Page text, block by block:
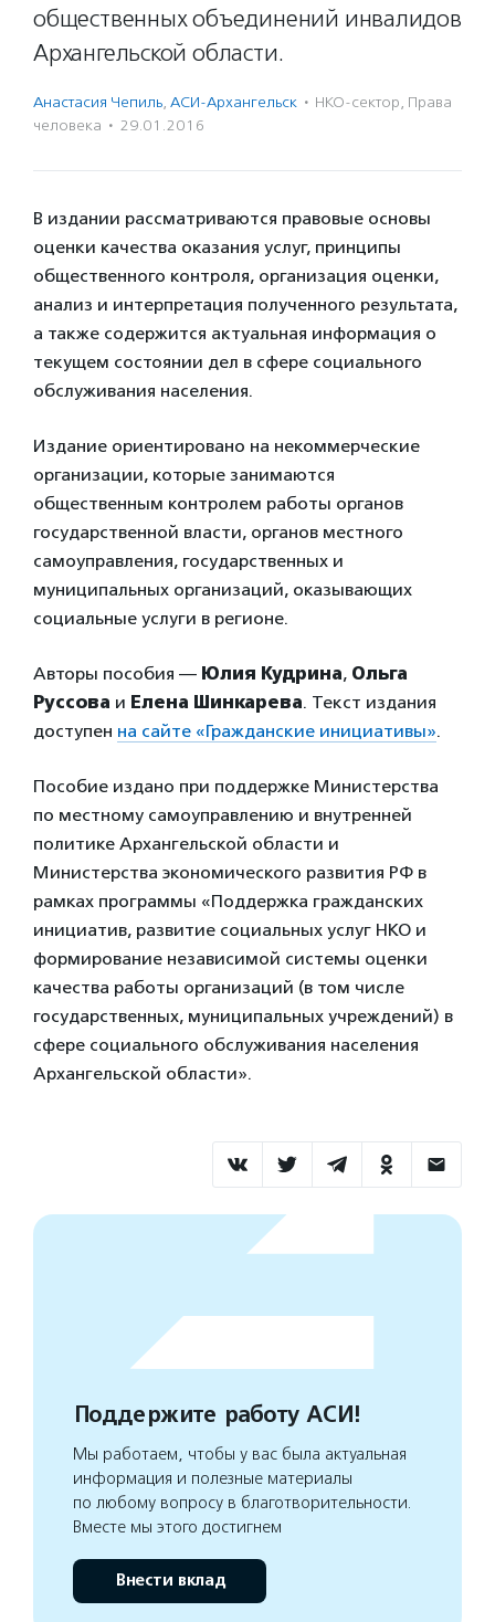
общественных объединений инвалидов
Архангельской области.
Анастасия Чепиль, АСИ-Архангельск · НКО-сектор, Права
человека · 29.01.2016
В издании рассматриваются правовые основы
оценки качества оказания услуг, принципы
общественного контроля, организация оценки,
анализ и интерпретация полученного результата,
а также содержится актуальная информация о
текущем состоянии дел в сфере социального
обслуживания населения.
Издание ориентировано на некоммерческие
организации, которые занимаются
общественным контролем работы органов
государственной власти, органов местного
самоуправления, государственных и
муниципальных организаций, оказывающих
социальные услуги в регионе.
Авторы пособия — Юлия Кудрина, Ольга
Руссова и Елена Шинкарева. Текст издания
доступен на сайте «Гражданские инициативы».
Пособие издано при поддержке Министерства
по местному самоуправлению и внутренней
политике Архангельской области и
Министерства экономического развития РФ в
рамках программы «Поддержка гражданских
инициатив, развитие социальных услуг НКО и
формирование независимой системы оценки
качества работы организаций (в том числе
государственных, муниципальных учреждений) в
сфере социального обслуживания населения
Архангельской области».
Поддержите работу АСИ!
Мы работаем, чтобы у вас была актуальная
информация и полезные материалы
по любому вопросу в благотворительности.
Вместе мы этого достигнем
Внести вклад